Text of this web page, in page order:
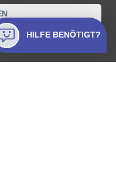
der Schweiz
HILFE BENÖTIGT?